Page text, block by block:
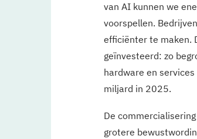
van AI kunnen we
voorspellen.
efficiënter te maken.
geïnvesteerd: zo
hardware en
miljard in 2025.
De
grotere